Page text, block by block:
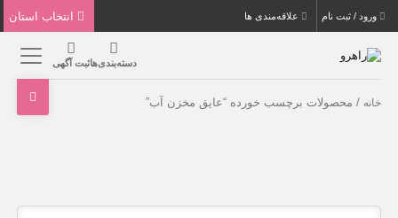
ورود / ثبت نام علاقه‌مندی ها
دسته‌بندی‌هاثبت آگهی
خانه / محصولات برچسب خورده “عایق مخزن آب”